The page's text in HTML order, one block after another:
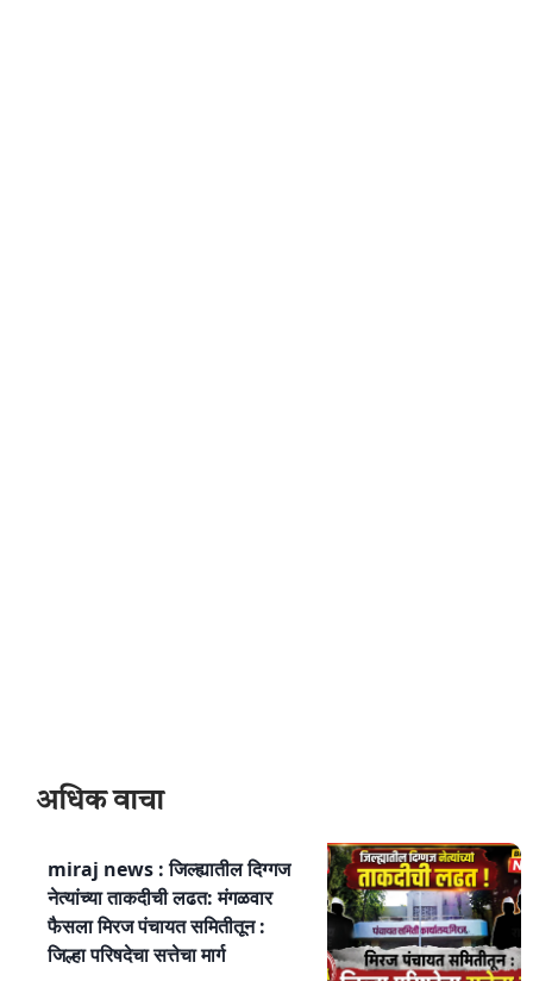
अधिक वाचा
miraj news : जिल्ह्यातील दिग्गज
नेत्यांच्या ताकदीची लढत: मंगळवार
फैसला मिरज पंचायत समितीतून :
जिल्हा परिषदेचा सत्तेचा मार्ग